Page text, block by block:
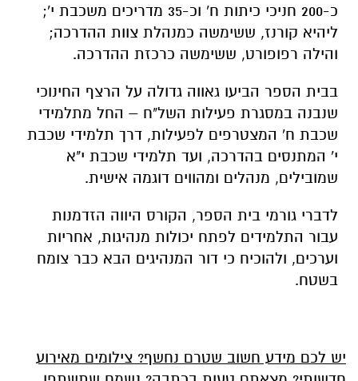
כ-200 חניכי כיתות ח' וכ-35 מדריכים משכבת י';
ליהיא קורנז, ששימשה כמנהלת צוות ההדרכה;
והילה רפופורט, ששימשה כרכזת ההדרכה.
בבית הספר הביעו גאווה גדולה על הרצף החינוכי
שנבנה במסגרת פעילות השל"ח – החל מתלמידי
שכבת ח' המצטרפים לפעילות, דרך תלמידי שכבת
י' המתנסים בהדרכה, ועד תלמידי שכבת י"א
שמובילים, מנהלים ומהווים דוגמה אישית.
לדברי גורמי בית הספר, הקורס היווה הזדמנות
עבור התלמידים לפתח יכולות מנהיגות, אחריות
וערכים, ולהוכיח כי דור המנהיגים הבא כבר צומח
בשטח.
יש לכם מידע חשוב שטרם נחשף? צילומים מאירוע